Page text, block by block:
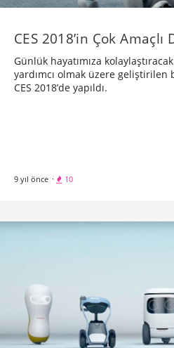
CES 2018’in Çok
Günlük hayatımıza
yardımcı olmak üzere geliştirilen
CES 2018’de yapıldı.
9 yıl önce · 10